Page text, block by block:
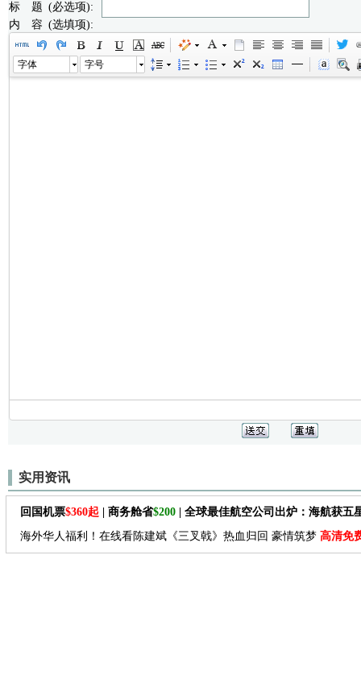
标 题 (必选项):
内 容 (选填项):
字体 字号
实用资讯
回国机票$360起 | 商务舱省$200 | 全球最佳航空公司出炉：海航获五
海外华人福利！在线看陈建斌《三叉戟》热血归回 豪情筑梦 高清免